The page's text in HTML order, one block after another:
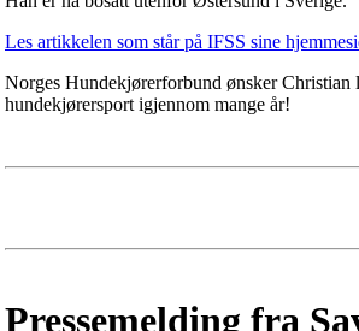
Les artikkelen som står på IFSS sine
Norges Hundekjørerforbund ønsker
hundekjørersport igjennom mange år!
Pressemelding fra